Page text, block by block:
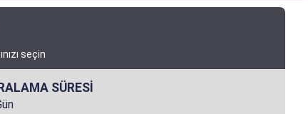
seçin
SÜRESİ